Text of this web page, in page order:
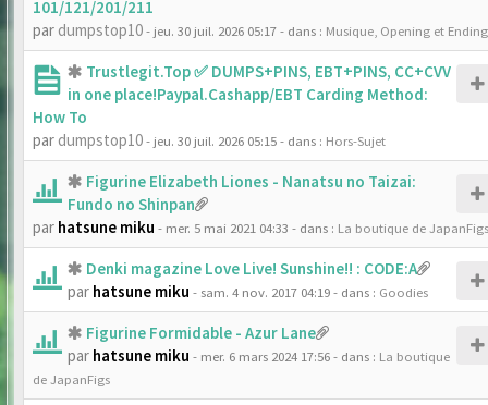
101/121/201/211
par dumpstop10- jeu. 30 juil. 2026 05:17- dans : Musique, Opening et Ending
Trustlegit.Top ✅ DUMPS+PINS, EBT+PINS, CC+CVV
in one place!Paypal.Cashapp/EBT Carding Method:
How To
par dumpstop10- jeu. 30 juil. 2026 05:15- dans : Hors-Sujet
Figurine Elizabeth Liones - Nanatsu no Taizai:
Fundo no Shinpan
par hatsune miku - mer. 5 mai 2021 04:33 - dans : La boutique de JapanFigs
Denki magazine Love Live! Sunshine!! : CODE:A
par hatsune miku - sam. 4 nov. 2017 04:19- dans : Goodies
Figurine Formidable - Azur Lane
par hatsune miku - mer. 6 mars 2024 17:56- dans : La boutique
de JapanFigs